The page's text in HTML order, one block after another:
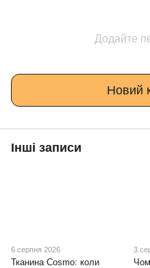
Додайте
Новий
Інші записи
6 серпня 2026
Тканина Cosmo: коли
3